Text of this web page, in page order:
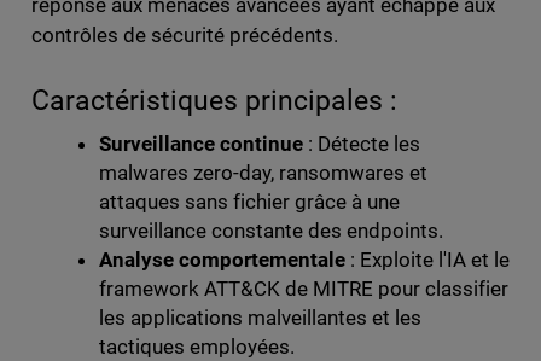
réponse aux menaces avancées ayant échappé aux
contrôles de sécurité précédents.
Caractéristiques principales :
Surveillance continue: Détecte les
malwares zero-day, ransomwares et
attaques sans fichier grâce à une
surveillance constante des endpoints.
Analyse comportementale: Exploite l'IA et le
framework ATT&CK de MITRE pour classifier
les applications malveillantes et les
tactiques employées.